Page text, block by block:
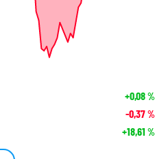
+0,08%
-0,37%
+18,61 %